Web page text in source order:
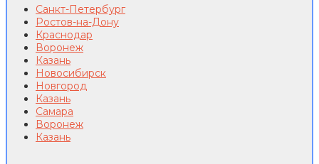
Санкт-Петербург
Ростов-на-Дону
Краснодар
Воронеж
Казань
Новосибирск
Новгород
Казань
Самара
Воронеж
Казань